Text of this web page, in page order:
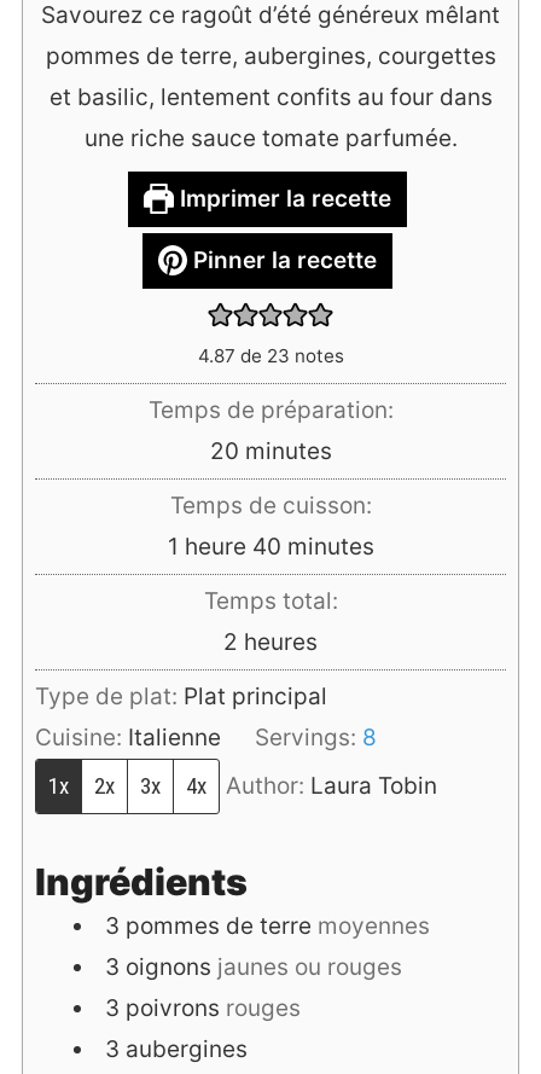
Savourez ce ragoût d’été généreux mêlant
pommes de terre, aubergines, courgettes
et basilic, lentement confits au four dans
une riche sauce tomate parfumée.
Imprimer la recette
Pinner la recette
4.87 de 23 notes
Temps de préparation:
20minutes
minutes
Temps de cuisson:
1 heure
heure 40minutes
minutes
Temps total:
2 heures
heures
Type de plat: Plat principal
Cuisine: Italienne Servings: 8
1x
2x 3x 4x Author: Laura Tobin
Ingrédients
3 pommes de terre moyennes
3 oignons jaunes ou rouges
3 poivrons rouges
3 aubergines